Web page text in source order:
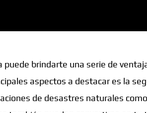
puede brindarte una serie de
aspectos a destacar es la
de desastres naturales